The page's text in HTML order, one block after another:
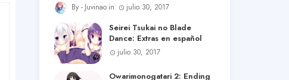
Juvinao julio 30, 2017
Seirei Tsukai no Blade
Dance: Extras en español
julio 30, 2017
Owarimonogatari 2: Ending